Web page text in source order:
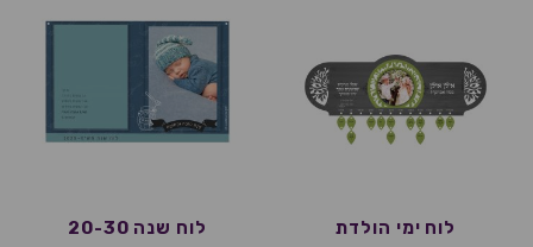
לוח ימי הולדת לוח שנה 20-30